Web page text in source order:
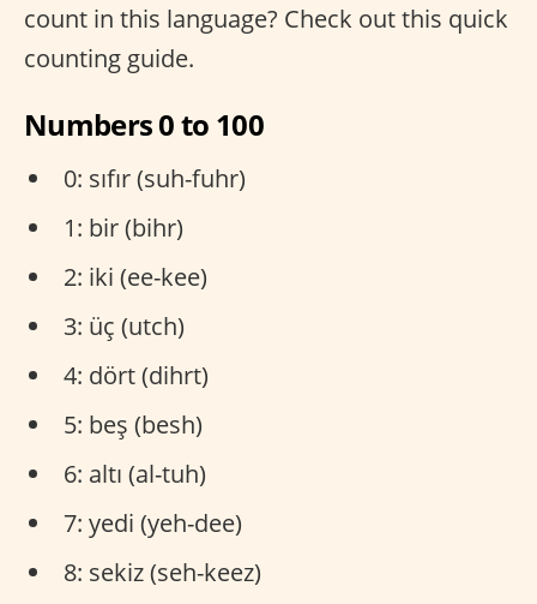
count in this language? Check out this quick
counting guide.
Numbers 0 to 100
0: sıfır (suh-fuhr)
1: bir (bihr)
2: iki (ee-kee)
3: üç (utch)
4: dört (dihrt)
5: beş (besh)
6: altı (al-tuh)
7: yedi (yeh-dee)
8: sekiz (seh-keez)